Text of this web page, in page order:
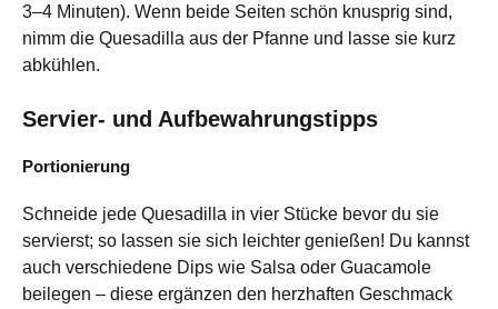
3–4 Minuten). Wenn beide Seiten schön knusprig sind,
nimm die Quesadilla aus der Pfanne und lasse sie kurz
abkühlen.
Servier- und Aufbewahrungstipps
Portionierung
Schneide jede Quesadilla in vier Stücke bevor du sie
servierst; so lassen sie sich leichter genießen! Du kannst
auch verschiedene Dips wie Salsa oder Guacamole
beilegen – diese ergänzen den herzhaften Geschmack